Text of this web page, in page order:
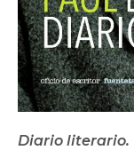
Diario literario.